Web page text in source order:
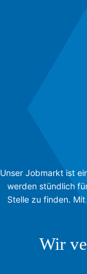
Unser Jobmarkt ist
werden stündlich
Stelle zu finden.
Wir